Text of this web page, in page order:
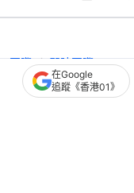
國際 即時國際
他信獲泰王
在Google
追蹤《香港01》